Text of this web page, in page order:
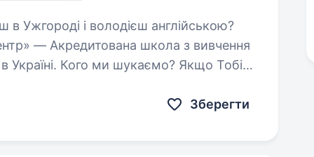
— Акредитована школа з вивчення
Якщо Тобі
Зберегти